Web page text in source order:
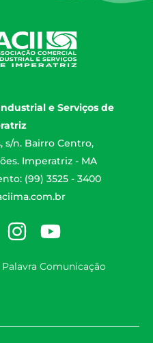
e Serviços de
s/n. Bairro Centro,
Imperatriz - MA
(99) 3525 - 3400
Palavra Comunicação